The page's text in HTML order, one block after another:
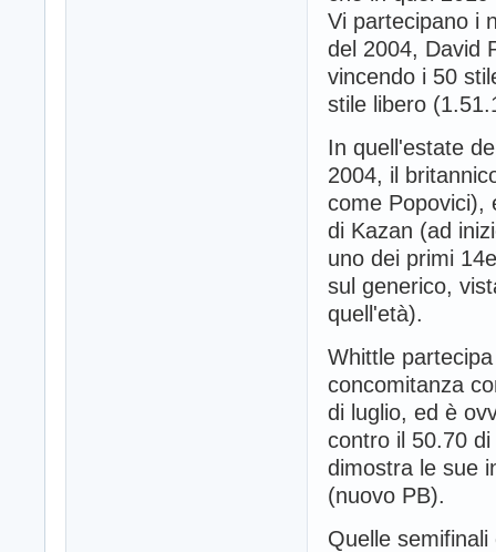
Vi partecipano i
del 2004, David
vincendo i 50
stile libero
In quell'estate
2004, il
come Popovici),
di Kazan (ad
uno dei primi
sul generico,
quell'età).
Whittle
concomitanza
di luglio, ed è
contro il 50.70
dimostra le sue
(nuovo PB).
Quelle